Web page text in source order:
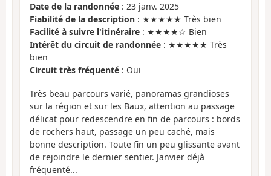
Date de la randonnée : 23 janv. 2025
Fiabilité de la description : ★★★★★ Très bien
Facilité à suivre l'itinéraire : ★★★★☆ Bien
Intérêt du circuit de randonnée : ★★★★★ Très
bien
Circuit très fréquenté : Oui
Très beau parcours varié, panoramas grandioses
sur la région et sur les Baux, attention au passage
délicat pour redescendre en fin de parcours : bords
de rochers haut, passage un peu caché, mais
bonne description. Toute fin un peu glissante avant
de rejoindre le dernier sentier. Janvier déjà
fréquenté...